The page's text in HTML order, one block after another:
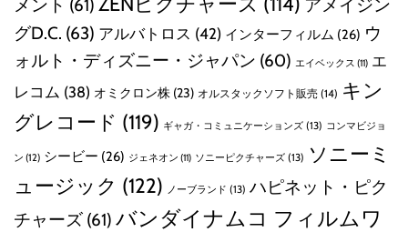
メント (61)
アメイジン
グD.C. (63) アルバトロス (42) インターフィルム (26) ウ
ォルト・ディズニー・ジャパン (60) エイベックス (11) エ
レコム (38) オミクロン株 (23) オルスタックソフト販売 (14) キン
グレコード (119) ギャガ・コミュニケーションズ (13) コンマビジョ
ン (12) シービー (26) ジェネオン (11) ソニーピクチャーズ (13) ソニーミ
ュージック (122) ノーブランド (13) ハピネット・ピク
チャーズ (61) バンダイナムコ フィルムワ